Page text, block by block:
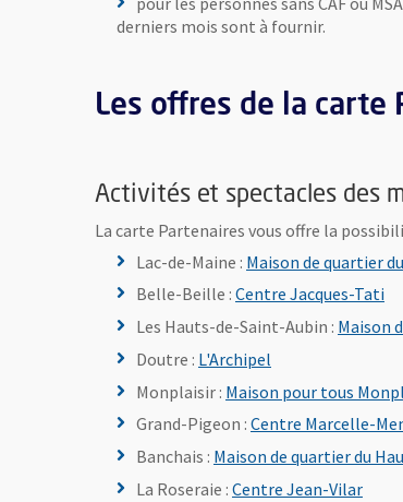
derniers mois sont à fournir.
Les offres de la carte
Activités et spectacles des
La carte Partenaires vous offre la
Lac-de-Maine : Maison de quartier
Belle-Beille : Centre Jacques-Tati,
Les Hauts-de-Saint-Aubin : Maison
Doutre : L'Archipel
Monplaisir : Maison pour tous
Grand-Pigeon : Centre Marcelle-
Banchais : Maison de quartier du
La Roseraie : Centre Jean-Vilar